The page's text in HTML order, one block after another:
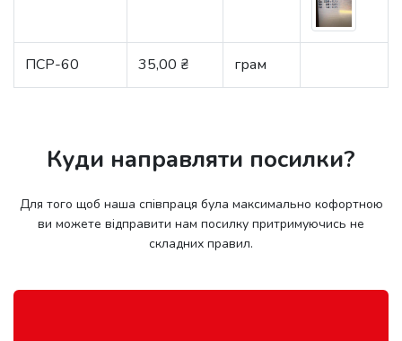
ПСР-60 35,00 ₴ грам
Куди направляти посилки?
Для того щоб наша співпраця була максимально кофортною
ви можете відправити нам посилку притримуючись не
складних правил.